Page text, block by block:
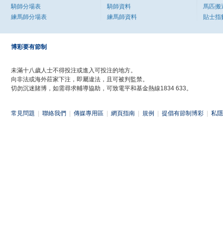
騎師分場表
練馬師分場表
騎師資料
練馬師資料
馬匹搬
貼士指
博彩要有節制
未滿十八歲人士不得投注或進入可投注的地方。
向非法或海外莊家下注，即屬違法，且可被判監禁。
切勿沉迷賭博，如需尋求輔導協助，可致電平和基金熱線1834 633。
常見問題 聯絡我們 傳媒專用區 網頁指南 規例 提倡有節制博彩 私